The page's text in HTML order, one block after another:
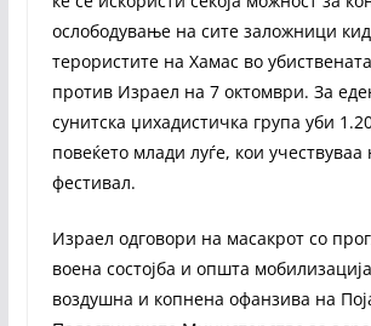
ослободување на сите заложници
терористите на Хамас во
против Израел на 7 октомври. За
сунитска џихадистичка група уби
повеќето млади луѓе, кои
фестивал.
Израел одговори на масакрот со
воена состојба и општа
воздушна и копнена офанзива на